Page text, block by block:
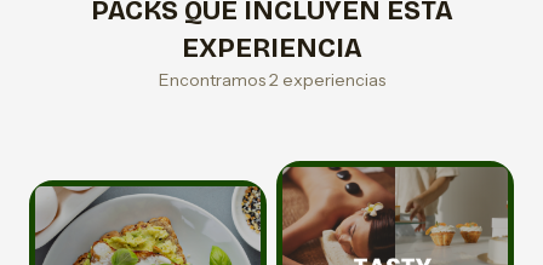
PACKS QUE INCLUYEN ESTA
EXPERIENCIA
Encontramos 2 experiencias